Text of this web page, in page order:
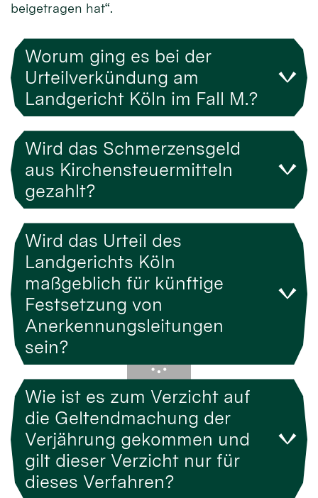
beigetragen hat“.
Worum ging es bei der
Urteilverkündung am
Landgericht Köln im Fall M.?
Wird das Schmerzensgeld
aus Kirchensteuermitteln
gezahlt?
Wird das Urteil des
Landgerichts Köln
maßgeblich für künftige
Festsetzung von
Anerkennungsleitungen
sein?
Wie ist es zum Verzicht auf
die Geltendmachung der
Verjährung gekommen und
gilt dieser Verzicht nur für
dieses Verfahren?